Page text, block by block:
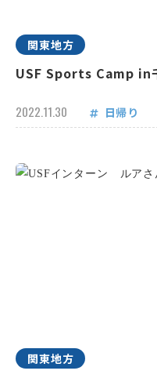
関東地方
USF Sports Camp in
2022.11.30 日帰り
関東地方